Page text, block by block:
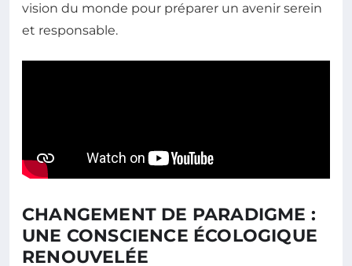
vision du monde pour préparer un avenir serein
et responsable.
CHANGEMENT DE PARADIGME :
UNE CONSCIENCE ÉCOLOGIQUE
RENOUVELÉE